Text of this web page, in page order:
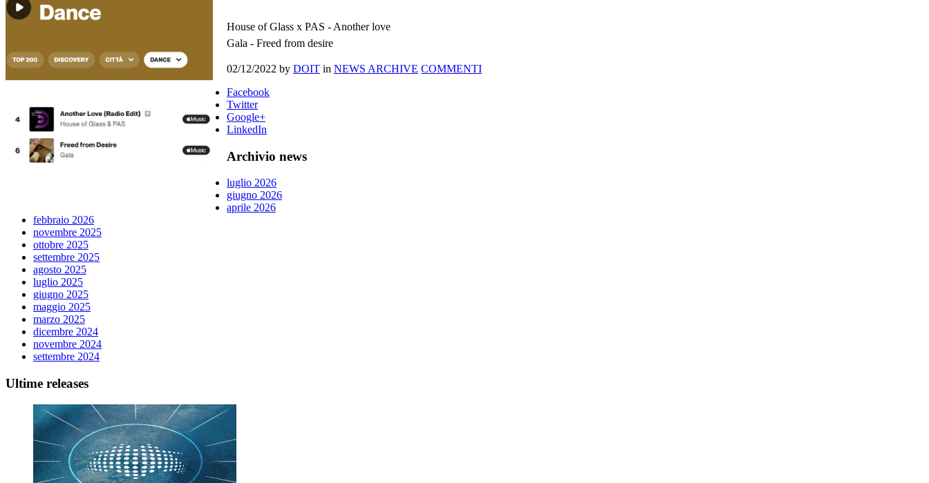
House of Glass x PAS - Another love
Gala - Freed from desire
02/12/2022 by DOIT in NEWS ARCHIVE COMMENTI
Facebook
Twitter
Google+
LinkedIn
Archivio news
luglio 2026
giugno 2026
aprile 2026
febbraio 2026
novembre 2025
ottobre 2025
settembre 2025
agosto 2025
luglio 2025
giugno 2025
maggio 2025
marzo 2025
dicembre 2024
novembre 2024
settembre 2024
Ultime releases